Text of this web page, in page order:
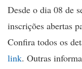
Desde o dia 08 de
inscrições abertas
Confira todos os
link. Outras